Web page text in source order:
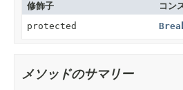
修飾子 コン
protected
メソッドのサマリー